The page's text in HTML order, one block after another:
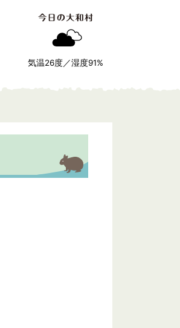
気温26度／湿度91%